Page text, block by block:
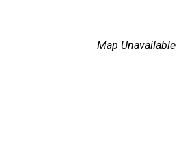
Map Unavailable